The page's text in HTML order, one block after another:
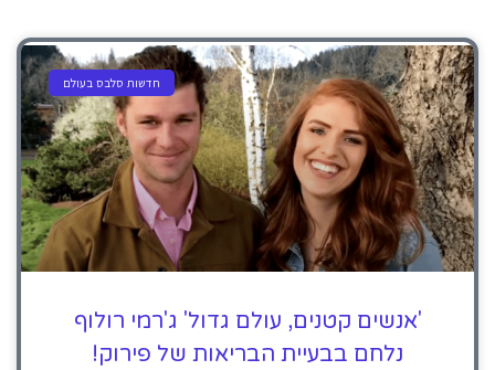
חדשות סלבס בעולם
'אנשים קטנים, עולם גדול' ג'רמי רולוף
נלחם בבעיית הבריאות של פירוק!